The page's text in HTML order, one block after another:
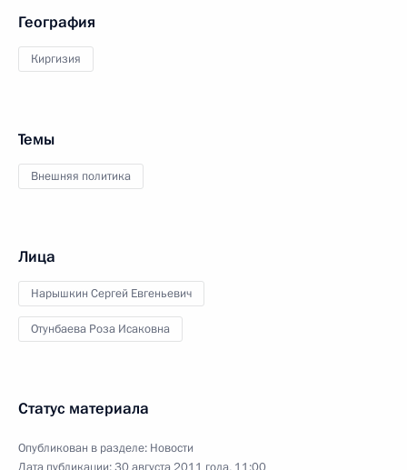
География
Киргизия
Темы
Внешняя политика
Лица
Нарышкин Сергей Евгеньевич
Отунбаева Роза Исаковна
Статус материала
Опубликован в разделе: Новости